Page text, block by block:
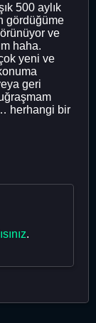
500 aylık
gördüğüme
ve
haha.
yeni ve
geri
herhangi bir
.